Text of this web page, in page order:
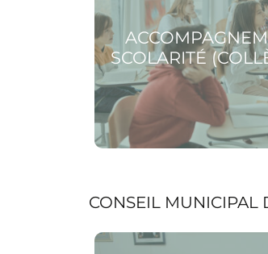
SCOLARITÉ
CONSEIL MUNICIPAL
Voir la page CMJ : le